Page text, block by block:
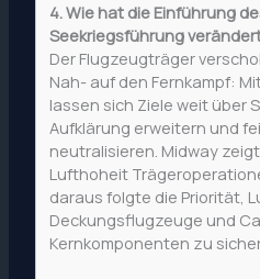
4. Wie hat die Einführung
Seekriegsführung
Der Flugzeugträger
Nah- auf den Fernkampf:
lassen sich Ziele weit über
Aufklärung erweitern und
neutralisieren. Midway
Lufthoheit
daraus folgte die Priorität,
Deckungsflugzeuge und
Kernkomponenten zu